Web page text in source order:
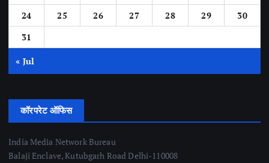
24
25 26 27 28 29
30
31
« Jul
कॉरपरेट ऑफिस
India Media Network Bureau
Balaji Enclave, Kutubgarh Road Delhi-110008